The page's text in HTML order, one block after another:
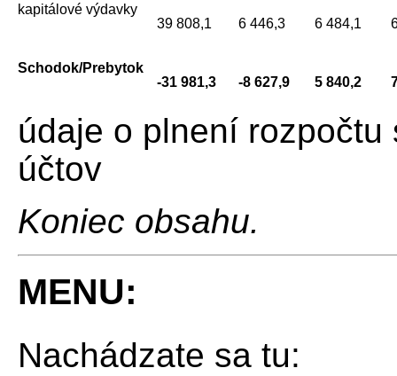
kapitálové výdavky
39 808,1
6 446,3 6 484,1
Schodok/Prebytok
-31 981,3
-8 627,9 5 840,2
údaje o plnení
účtov
Koniec obsahu.
MENU:
Nachádzate sa tu: